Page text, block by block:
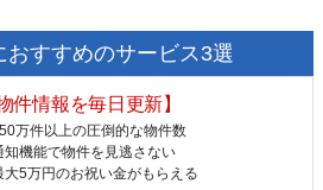
おすすめのサービス3選
件情報を毎日更新】
万件以上の圧倒的な物件数
知機能で物件を見逃さない
大5万円のお祝い金がもらえる